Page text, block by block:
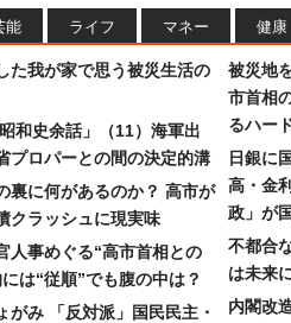
能 ライフ マネー 健康
た我が家で思う被災生活の
和史余話」（11）海軍出
プロパーとの間の決定的溝
裏に何があるのか？ 高市が
クラッシュに現実味
人事めぐる“高市首相との
は“従順”でも腹の中は？
がみ 「反対派」国民民主・
被災地
市首相
るハー
日銀に
高・金
政」が
不都合
は未来
内閣改